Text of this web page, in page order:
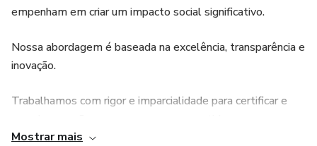
parcelável em até 12 vez com juros da plataforma de
pagamento
🎓 Benefícios da certificação:
empenham em criar um impacto social significativo.
Nossa abordagem é baseada na excelência, transparência e
inovação.
Trabalhamos com rigor e imparcialidade para certificar e
impacto real nas áreas de educação, saúde, meio ambiente,
Mostrar mais